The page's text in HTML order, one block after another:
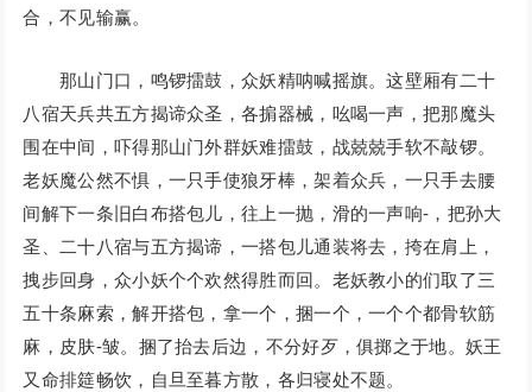
合，不见输赢。
那山门口，鸣锣擂鼓，众妖精呐喊摇旗。这壁厢有二十
八宿天兵共五方揭谛众圣，各掮器械，吆喝一声，把那魔头
围在中间，吓得那山门外群妖难擂鼓，战兢兢手软不敲锣。
老妖魔公然不惧，一只手使狼牙棒，架着众兵，一只手去腰
间解下一条旧白布搭包儿，往上一抛，滑的一声响-，把孙大
圣、二十八宿与五方揭谛，一搭包儿通装将去，挎在肩上，
拽步回身，众小妖个个欢然得胜而回。老妖教小的们取了三
五十条麻索，解开搭包，拿一个，捆一个，一个个都骨软筋
麻，皮肤-皱。捆了抬去后边，不分好歹，俱掷之于地。妖王
又命排筵畅饮，自旦至暮方散，各归寝处不题。